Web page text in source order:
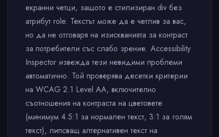
екранни четци, защото е стилизиран div без
атрибут role. Текстът може да е четлив за вас,
но да не отговаря на изискванията за контраст
за потребители със слабо зрение. Accessibility
Inspector извежда тези невидими проблеми
автоматично. Той проверява десетки критерии
на WCAG 2.1 Level AA, включително
съотношения на контраста на цветовете
(минимум 4.5:1 за нормален текст, 3:1 за голям
текст), липсващ алтернативен текст на